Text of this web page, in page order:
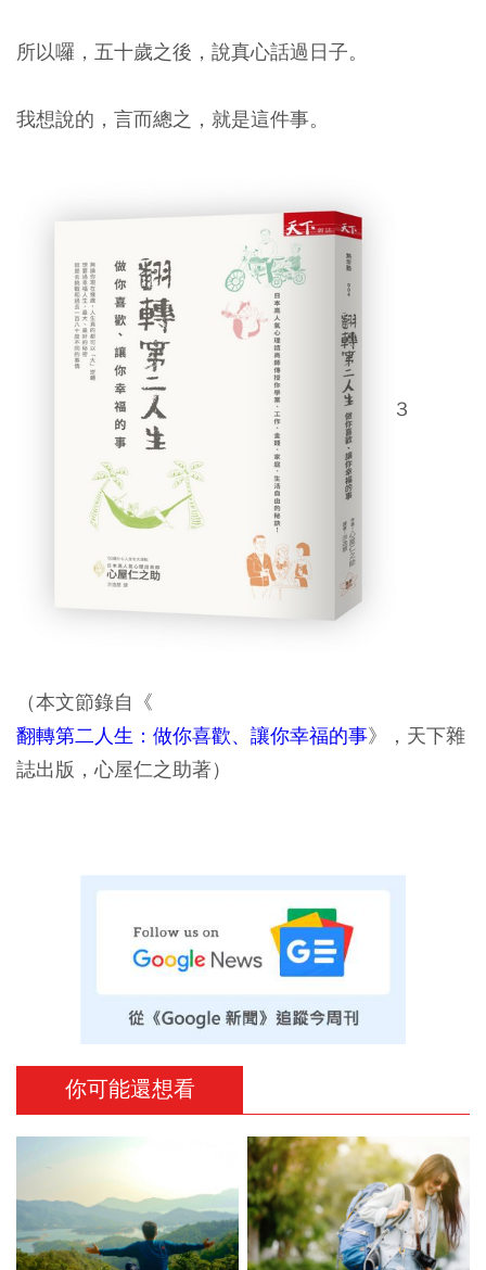
所以囉，五十歲之後，說真心話過日子。
我想說的，言而總之，就是這件事。
3
（本文節錄自《
翻轉第二人生：做你喜歡、讓你幸福的事》，天下雜
誌出版，心屋仁之助著）
你可能還想看